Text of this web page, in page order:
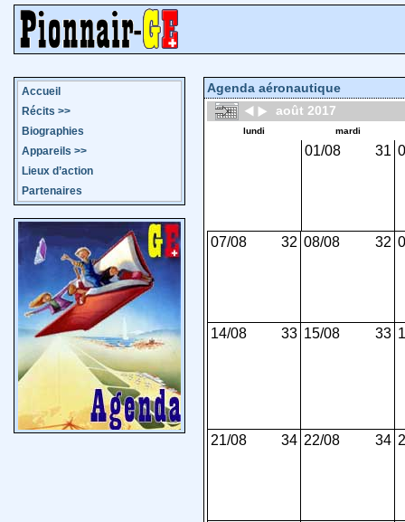
Accueil
Récits >>
Biographies
Appareils >>
Lieux d’action
Partenaires
Agenda aéronautique
août 2017
lundi mardi
01/08 31
07/08 32 08/08 32
14/08 33 15/08 33
21/08 34 22/08 34